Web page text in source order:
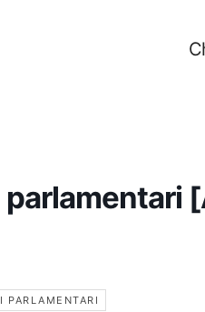
parlamentari